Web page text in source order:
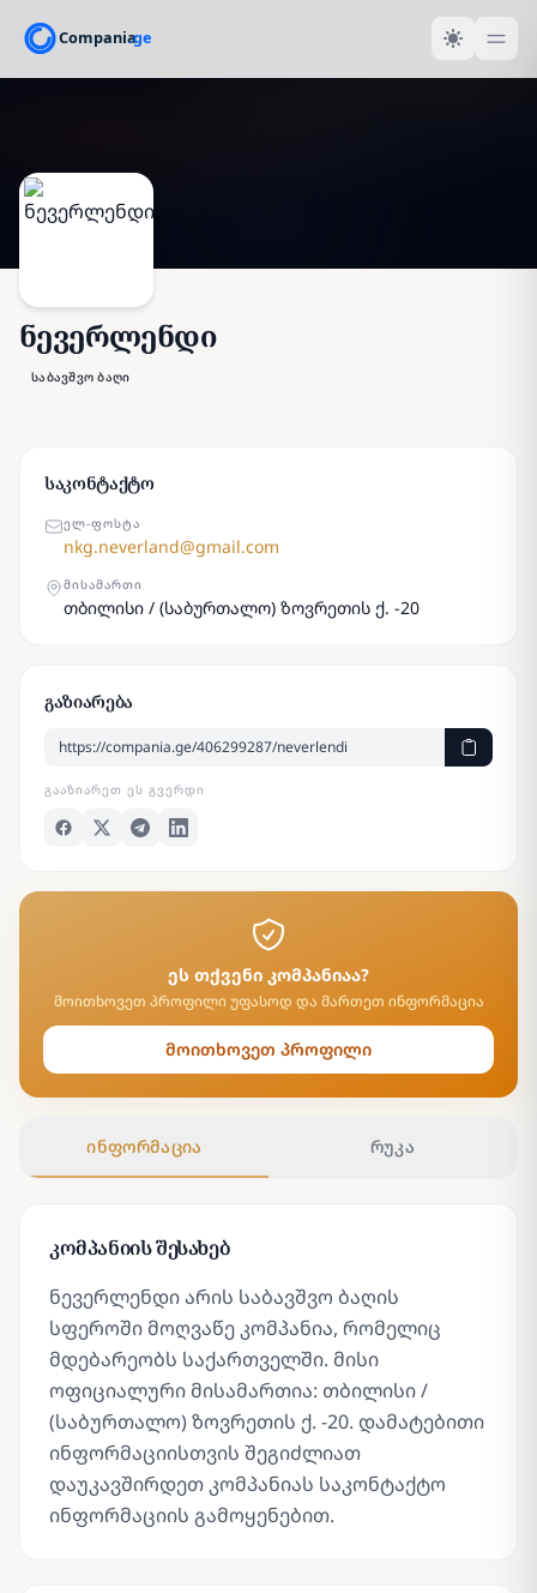
ნევერლენდი
საბავშვო ბაღი
საკონტაქტო
ᲔᲚ-ᲤᲝᲡᲢᲐ
nkg.neverland@gmail.com
ᲛᲘᲡᲐᲛᲐᲠᲗᲘ
თბილისი / (საბურთალო) ზოვრეთის ქ. -20
გაზიარება
ᲒᲐᲐᲖᲘᲐᲠᲔᲗ ᲔᲡ ᲒᲕᲔᲠᲓᲘ
ეს თქვენი კომპანიაა?
მოითხოვეთ პროფილი უფასოდ და მართეთ ინფორმაცია
მოითხოვეთ პროფილი
ინფორმაცია რუკა
კომპანიის შესახებ
ნევერლენდი არის საბავშვო ბაღის
სფეროში მოღვაწე კომპანია, რომელიც
მდებარეობს საქართველში. მისი
ოფიციალური მისამართია: თბილისი /
(საბურთალო) ზოვრეთის ქ. -20. დამატებითი
ინფორმაციისთვის შეგიძლიათ
დაუკავშირდეთ კომპანიას საკონტაქტო
ინფორმაციის გამოყენებით.